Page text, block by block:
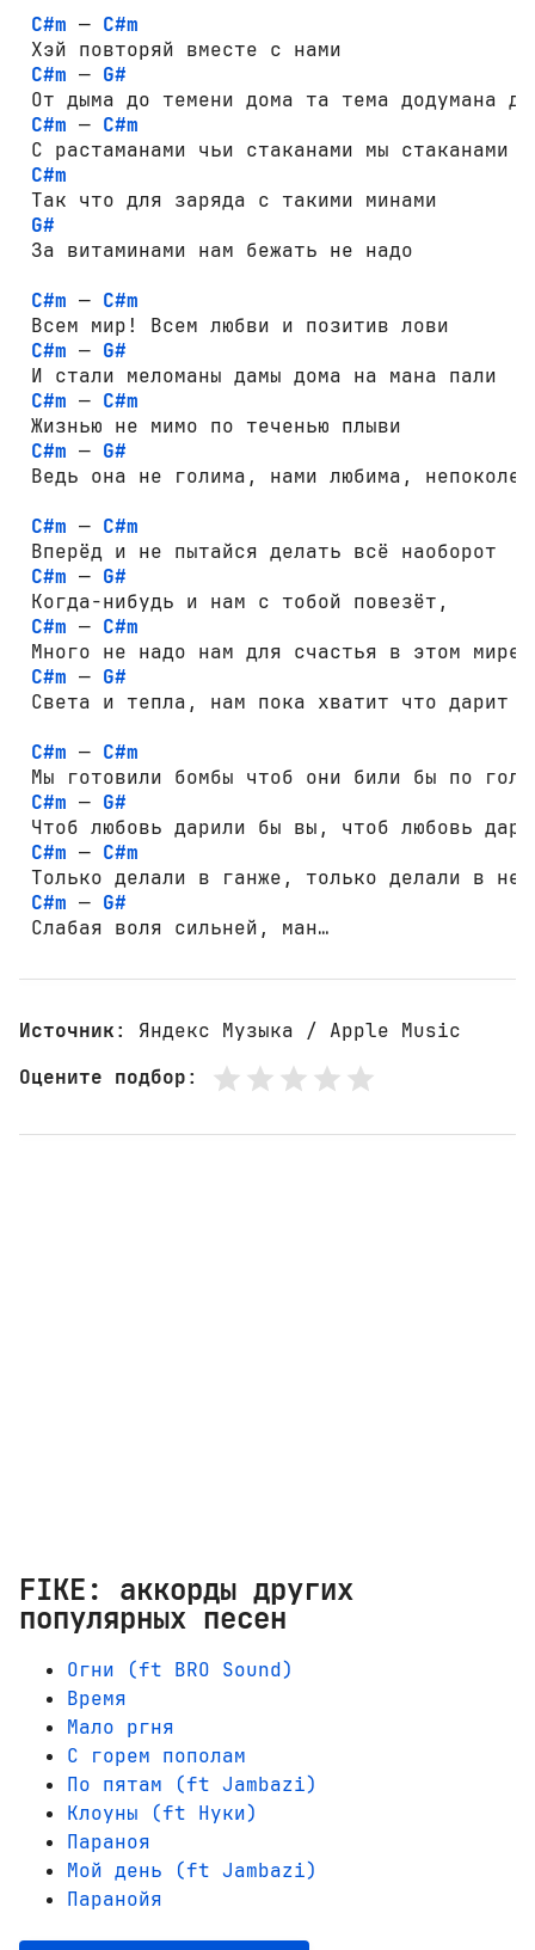
C#m — C#m
Хэй повторяй вместе с нами
C#m — G#
От дыма до темени дома та тема додумана
C#m — C#m
С растаманами чьи стаканами мы стаканами
C#m
Так что для заряда с такими минами
G#
За витаминами нам бежать не надо
C#m — C#m
Всем мир! Всем любви и позитив лови
C#m — G#
И стали меломаны дамы дома на мана пали
C#m — C#m
Жизнью не мимо по теченью плыви
C#m — G#
Ведь она не голима, нами любима,
C#m — C#m
Вперёд и не пытайся делать всё наоборот
C#m — G#
Когда-нибудь и нам с тобой повезёт,
C#m — C#m
Много не надо нам для счастья в этом мире
C#m — G#
Света и тепла, нам пока хватит что дарит
C#m — C#m
Мы готовили бомбы чтоб они били бы по
C#m — G#
Чтоб любовь дарили бы вы, чтоб любовь
C#m — C#m
Только делали в ганже, только делали в
C#m — G#
Слабая воля сильней, ман…
Источник: Яндекс Музыка / Apple Music
Оцените подбор:
FIKE: аккорды других
популярных песен
Огни (ft BRO Sound)
Время
Мало ргня
С горем пополам
По пятам (ft Jambazi)
Клоуны (ft Нуки)
Параноя
Мой день (ft Jambazi)
Паранойя